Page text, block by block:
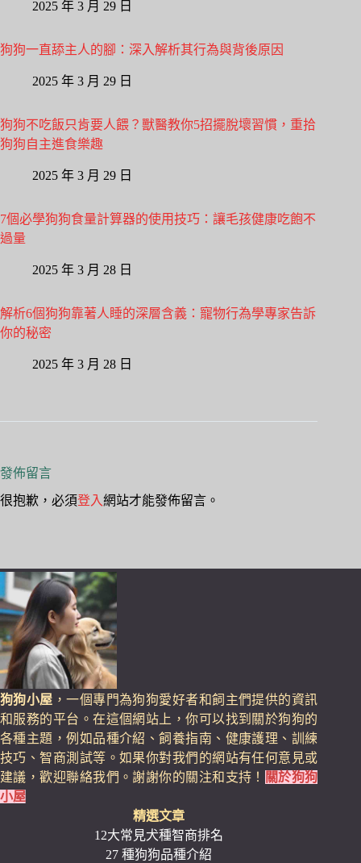
2025 年 3 月 29 日
狗狗一直舔主人的腳：深入解析其行為與背後原因
2025 年 3 月 29 日
狗狗不吃飯只肯要人餵？獸醫教你5招擺脫壞習慣，重拾
狗狗自主進食樂趣
2025 年 3 月 29 日
7個必學狗狗食量計算器的使用技巧：讓毛孩健康吃飽不
過量
2025 年 3 月 28 日
解析6個狗狗靠著人睡的深層含義：寵物行為學專家告訴
你的秘密
2025 年 3 月 28 日
發佈留言
很抱歉，必須登入網站才能發佈留言。
狗狗小屋 ，一個專門為狗狗愛好者和飼主們提供的資訊
和服務的平台。在這個網站上，你可以找到關於狗狗的
各種主題，例如品種介紹、飼養指南、健康護理、訓練
技巧、智商測試等。如果你對我們的網站有任何意見或
建議，歡迎聯絡我們。謝謝你的關注和支持！
關於狗狗
小屋
精選文章
12大常見犬種智商排名
27 種狗狗品種介紹